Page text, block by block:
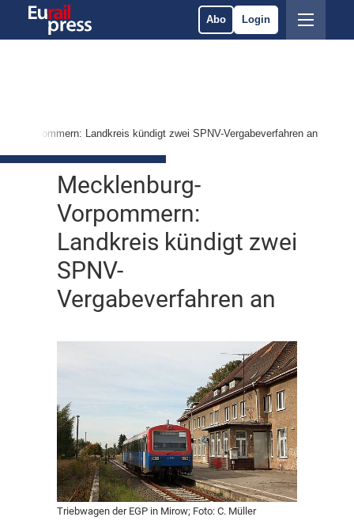
Abo Login
Vorpommern: Landkreis kündigt zwei SPNV-Vergabeverfahren an
Mecklenburg-
Vorpommern:
Landkreis kündigt zwei
SPNV-
Vergabeverfahren an
Triebwagen der EGP in Mirow; Foto: C. Müller